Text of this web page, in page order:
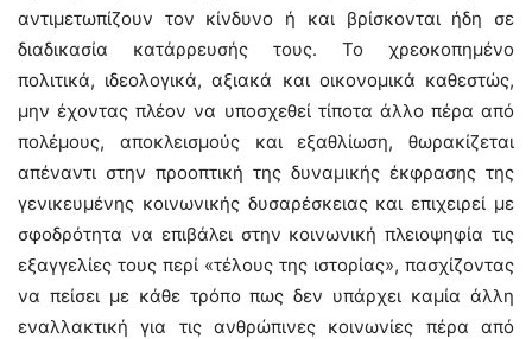
αντιμετωπίζουν τον κίνδυνο ή και βρίσκονται ήδη σε
διαδικασία κατάρρευσής τους. Το χρεοκοπημένο
πολιτικά, ιδεολογικά, αξιακά και οικονομικά καθεστώς,
μην έχοντας πλέον να υποσχεθεί τίποτα άλλο πέρα από
πολέμους, αποκλεισμούς και εξαθλίωση, θωρακίζεται
απέναντι στην προοπτική της δυναμικής έκφρασης της
γενικευμένης κοινωνικής δυσαρέσκειας και επιχειρεί με
σφοδρότητα να επιβάλει στην κοινωνική πλειοψηφία τις
εξαγγελίες τους περί «τέλους της ιστορίας», πασχίζοντας
να πείσει με κάθε τρόπο πως δεν υπάρχει καμία άλλη
εναλλακτική για τις ανθρώπινες κοινωνίες πέρα από